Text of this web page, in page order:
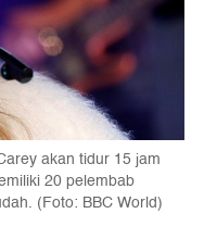
akan tidur 15 jam
20 pelembab
(Foto: BBC World)